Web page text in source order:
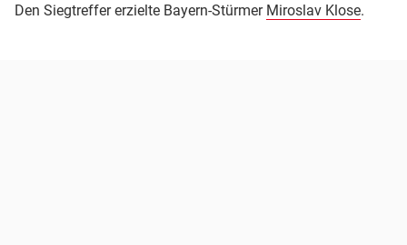
Den Siegtreffer erzielte Bayern-Stürmer Miroslav Klose.